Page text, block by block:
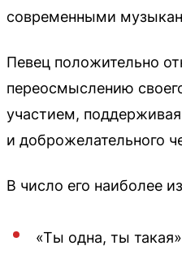
современными
Певец положительно
переосмыслению
участием,
и доброжелательного
В число его наиболее
«Ты одна, ты